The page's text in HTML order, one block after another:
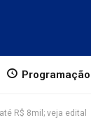
Programação
R$ 8mil; veja edital